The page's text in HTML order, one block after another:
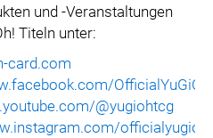
und -Veranstaltungen
Titeln unter:
card.com
@yugiohtcg